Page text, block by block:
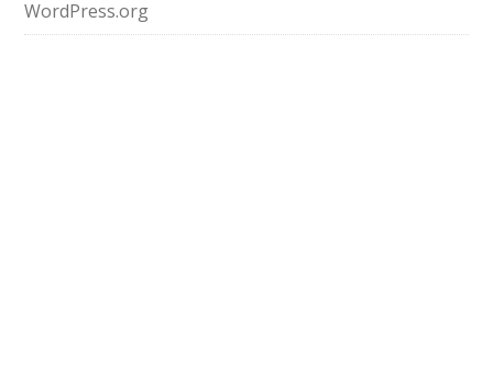
WordPress.org